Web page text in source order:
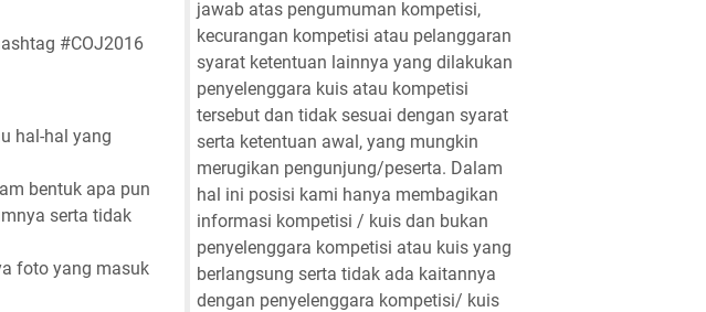
#COJ2016
hal-hal yang
bentuk apa pun
serta tidak
foto yang masuk
jawab atas pengumuman kompetisi,
kecurangan kompetisi atau pelanggaran
syarat ketentuan lainnya yang dilakukan
penyelenggara kuis atau kompetisi
tersebut dan tidak sesuai dengan syarat
serta ketentuan awal, yang mungkin
merugikan pengunjung/peserta. Dalam
hal ini posisi kami hanya membagikan
informasi kompetisi / kuis dan bukan
penyelenggara kompetisi atau kuis yang
berlangsung serta tidak ada kaitannya
dengan penyelenggara kompetisi/ kuis